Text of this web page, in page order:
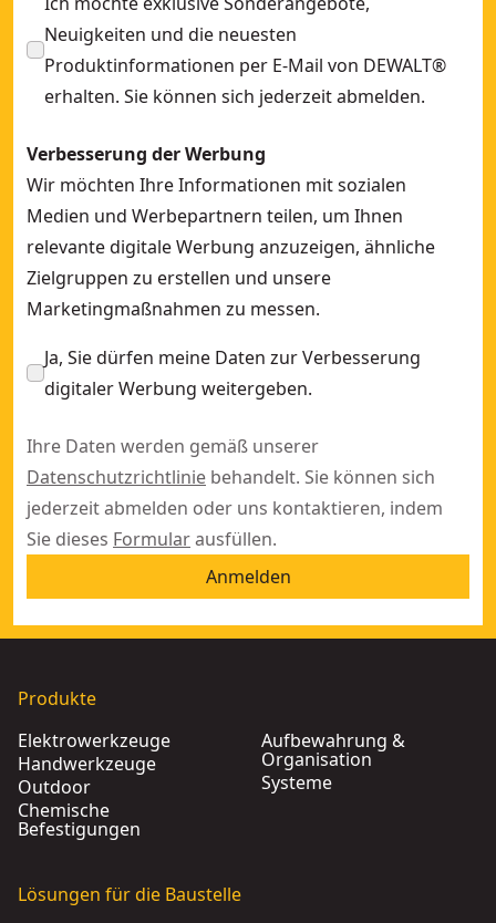
Neuigkeiten und die neuesten
Produktinformationen per E-Mail von DEWALT®
erhalten. Sie können sich jederzeit abmelden.
Verbesserung der Werbung
Wir möchten Ihre Informationen mit sozialen
Medien und Werbepartnern teilen, um Ihnen
relevante digitale Werbung anzuzeigen, ähnliche
Zielgruppen zu erstellen und unsere
Marketingmaßnahmen zu messen.
Ja, Sie dürfen meine Daten zur Verbesserung
digitaler Werbung weitergeben.
Ihre Daten werden gemäß unserer
Datenschutzrichtlinie behandelt. Sie können sich
jederzeit abmelden oder uns kontaktieren, indem
Sie dieses Formularausfüllen.
Anmelden
Produkte
Elektrowerkzeuge
Handwerkzeuge
Outdoor
Chemische
Befestigungen
Aufbewahrung &
Organisation
Systeme
Lösungen für die Baustelle